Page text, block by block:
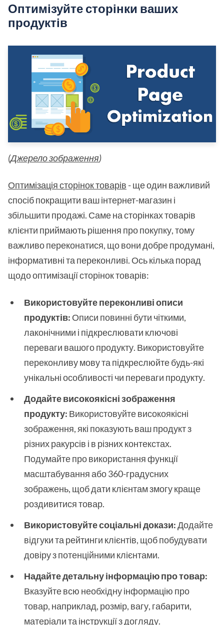
Оптимізуйте сторінки ваших
продуктів
(Джерело зображення)
Оптимізація сторінок товарів - ще один важливий
спосіб покращити ваш інтернет-магазин і
збільшити продажі. Саме на сторінках товарів
клієнти приймають рішення про покупку, тому
важливо переконатися, що вони добре продумані,
інформативні та переконливі. Ось кілька порад
щодо оптимізації сторінок товарів:
Використовуйте переконливі описи
продуктів: Описи повинні бути чіткими,
лаконічними і підкреслювати ключові
переваги вашого продукту. Використовуйте
переконливу мову та підкреслюйте будь-які
унікальні особливості чи переваги продукту.
Додайте високоякісні зображення
продукту: Використовуйте високоякісні
зображення, які показують ваш продукт з
різних ракурсів і в різних контекстах.
Подумайте про використання функції
масштабування або 360-градусних
зображень, щоб дати клієнтам змогу краще
роздивитися товар.
Використовуйте соціальні докази:Додайте
відгуки та рейтинги клієнтів, щоб побудувати
довіру з потенційними клієнтами.
Надайте детальну інформацію про товар:
Вказуйте всю необхідну інформацію про
товар, наприклад, розмір, вагу, габарити,
матеріали та інструкції з догляду.